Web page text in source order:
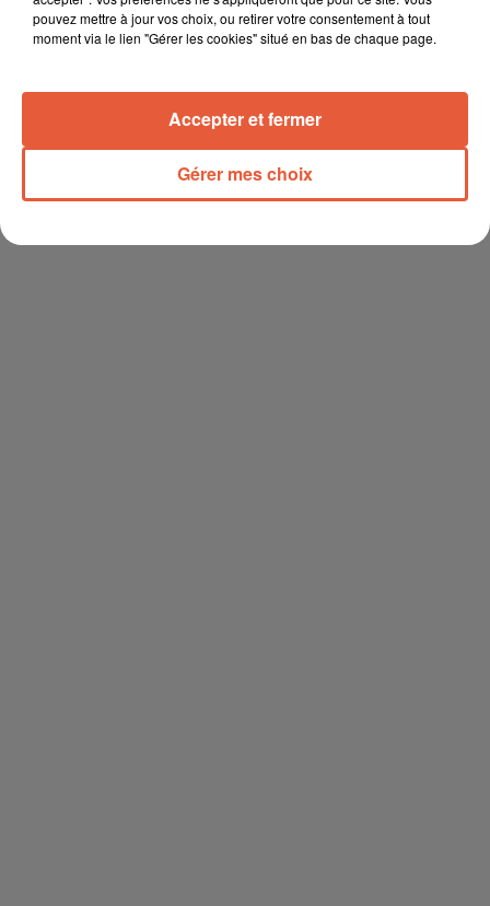
soient pas à des tarifs prohibitifs. D'autant qu'ils ne peuvent
être portés que quelques heures et qu'il en faut au moins
[source / La Provence]
pouvez mettre à jour vos choix, ou retirer votre consentement à tout
moment via le lien "Gérer les cookies" situé en bas de chaque page.
Gérer mes choix
Accepter et fermer